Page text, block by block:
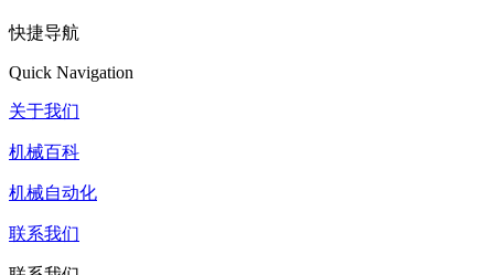
快捷导航
Quick Navigation
关于我们
机械百科
机械自动化
联系我们